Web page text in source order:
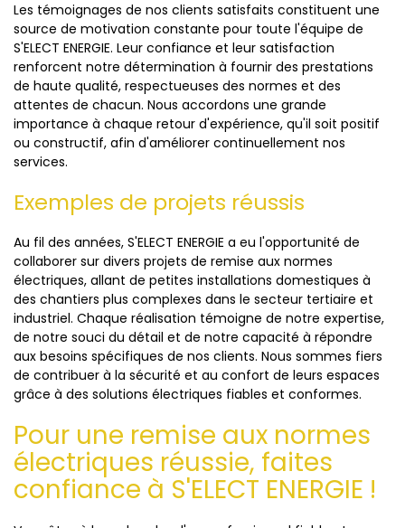
Les témoignages de nos clients satisfaits constituent une
source de motivation constante pour toute l'équipe de
S'ELECT ENERGIE. Leur confiance et leur satisfaction
renforcent notre détermination à fournir des prestations
de haute qualité, respectueuses des normes et des
attentes de chacun. Nous accordons une grande
importance à chaque retour d'expérience, qu'il soit positif
ou constructif, afin d'améliorer continuellement nos
services.
Exemples de projets réussis
Au fil des années, S'ELECT ENERGIE a eu l'opportunité de
collaborer sur divers projets de remise aux normes
électriques, allant de petites installations domestiques à
des chantiers plus complexes dans le secteur tertiaire et
industriel. Chaque réalisation témoigne de notre expertise,
de notre souci du détail et de notre capacité à répondre
aux besoins spécifiques de nos clients. Nous sommes fiers
de contribuer à la sécurité et au confort de leurs espaces
grâce à des solutions électriques fiables et conformes.
Pour une remise aux normes
électriques réussie, faites
confiance à S'ELECT ENERGIE !